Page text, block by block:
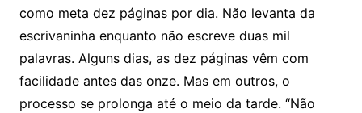
como meta dez páginas por dia. Não levanta da
escrivaninha enquanto não escreve duas mil
palavras. Alguns dias, as dez páginas vêm com
facilidade antes das onze. Mas em outros, o
processo se prolonga até o meio da tarde. “Não